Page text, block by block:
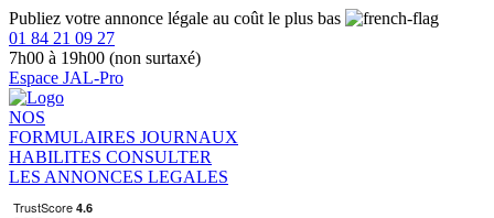
Publiez votre annonce légale au coût le plus bas
01 84 21 09 27
7h00 à 19h00 (non surtaxé)
Espace JAL-Pro
NOS
FORMULAIRES JOURNAUX
HABILITES CONSULTER
LES ANNONCES LEGALES